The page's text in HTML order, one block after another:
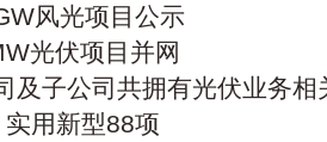
风光项目公示
光伏项目并网
及子公司共拥有光伏业务
用新型88项